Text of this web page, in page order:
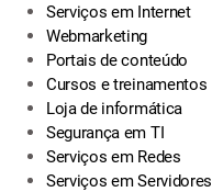
Serviços em Internet
Webmarketing
Portais de conteúdo
Cursos e treinamentos
Loja de informática
Segurança em TI
Serviços em Redes
Serviços em Servidores